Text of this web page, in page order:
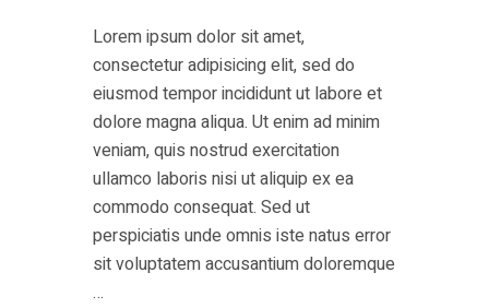
Lorem ipsum dolor sit amet,
consectetur adipisicing elit, sed do
eiusmod tempor incididunt ut labore et
dolore magna aliqua. Ut enim ad minim
veniam, quis nostrud exercitation
ullamco laboris nisi ut aliquip ex ea
commodo consequat. Sed ut
perspiciatis unde omnis iste natus error
sit voluptatem accusantium doloremque
…